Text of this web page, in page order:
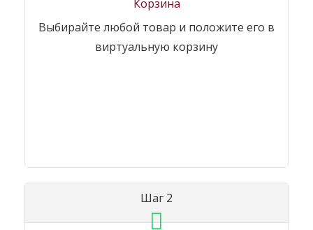
Корзина
Выбирайте любой товар и положите его в
виртуальную корзину
Шаг 2